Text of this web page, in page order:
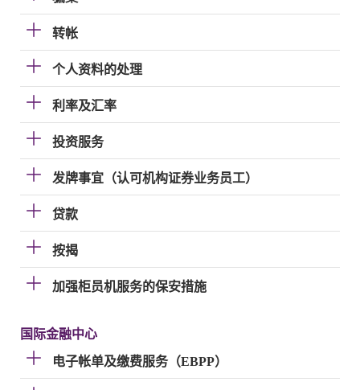
转帐
个人资料的处理
利率及汇率
投资服务
发牌事宜（认可机构证券业务员工）
贷款
按揭
加强柜员机服务的保安措施
国际金融中心
电子帐单及缴费服务（EBPP）